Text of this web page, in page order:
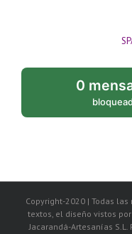
0
Copyright-2020 | Todas
textos, el diseño vistos
Jacarandá-Artesanías